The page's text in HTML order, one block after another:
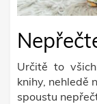
Určitě to
knihy, nehledě
spoustu